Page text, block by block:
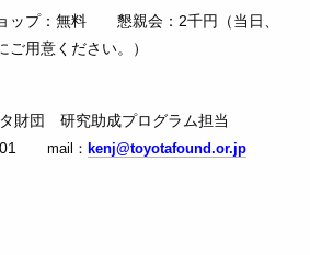
プ：無料 懇親会：2千円（当日、
用意ください。）
財団 研究助成プログラム担当
mail： kenj@toyotafound.or.jp